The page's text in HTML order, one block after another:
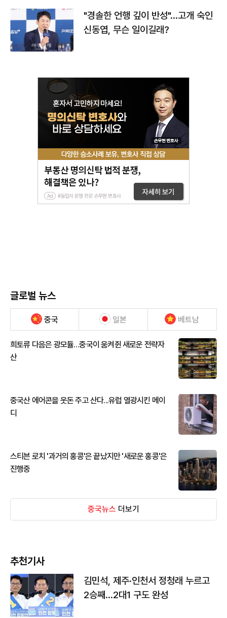
"경솔한 언행 깊이 반성"…고개 숙인
신동엽, 무슨 일이길래?
글로벌 뉴스
중국 일본 베트남
희토류 다음은 광모듈…중국이 움켜쥔 새로운 전략자
산
중국산 에어콘을 웃돈 주고 산다...유럽 열광시킨 메이
디
스티븐 로치 '과거의 홍콩'은 끝났지만 '새로운 홍콩'은
진행중
중국뉴스 더보기
추천기사
김민석, 제주·인천서 정청래 누르고
2승째…2대1 구도 완성